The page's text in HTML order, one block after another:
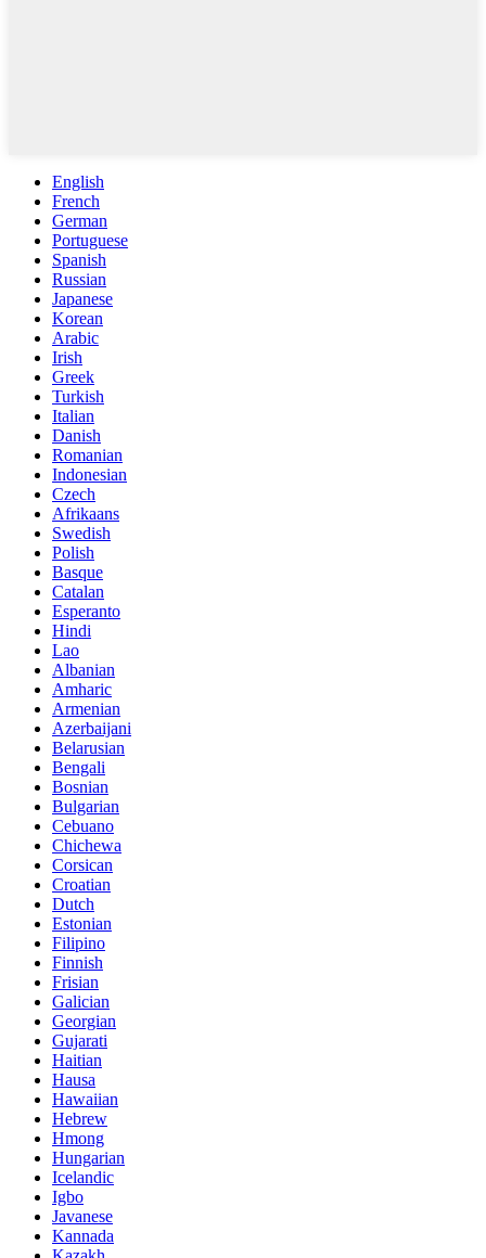
English
French
German
Portuguese
Spanish
Russian
Japanese
Korean
Arabic
Irish
Greek
Turkish
Italian
Danish
Romanian
Indonesian
Czech
Afrikaans
Swedish
Polish
Basque
Catalan
Esperanto
Hindi
Lao
Albanian
Amharic
Armenian
Azerbaijani
Belarusian
Bengali
Bosnian
Bulgarian
Cebuano
Chichewa
Corsican
Croatian
Dutch
Estonian
Filipino
Finnish
Frisian
Galician
Georgian
Gujarati
Haitian
Hausa
Hawaiian
Hebrew
Hmong
Hungarian
Icelandic
Igbo
Javanese
Kannada